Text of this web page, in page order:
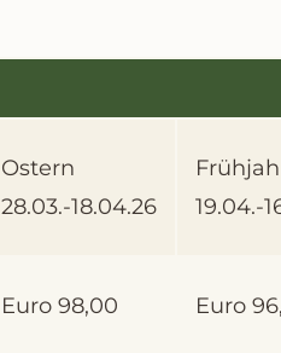
Ostern
28.03.-18.04.26
19.04.-
Euro 98,00 Euro